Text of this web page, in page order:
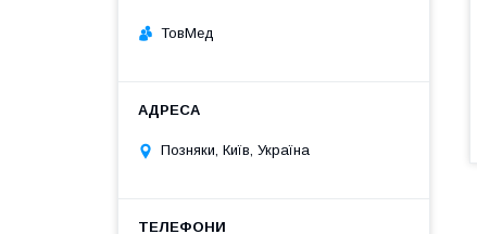
ТовМед
Позняки, Київ, Україна